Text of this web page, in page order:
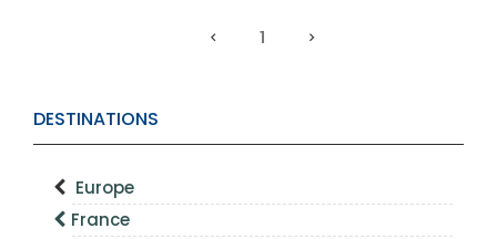
DESTINATIONS
Europe
France
1